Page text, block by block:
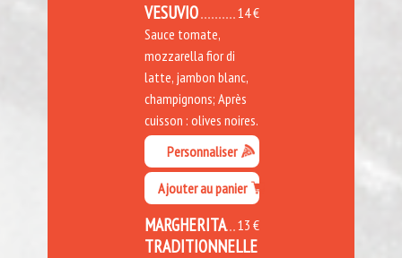
14 €
VESUVIO
Sauce tomate,
mozzarella fior di
latte, jambon blanc,
champignons; Après
cuisson : olives noires.
Personnaliser
Ajouter au panier
13 €
MARGHERITA
TRADITIONNELLE